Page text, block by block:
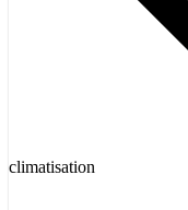
climatisation